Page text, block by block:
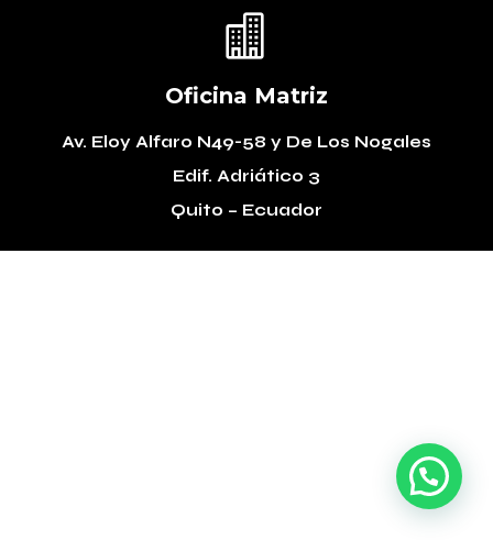

Oficina Matriz
Av. Eloy Alfaro N49-58 y De Los Nogales
Edif. Adriático 3
Quito – Ecuador